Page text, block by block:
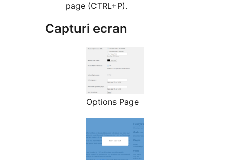
page (CTRL+P).
Capturi ecran
Options Page